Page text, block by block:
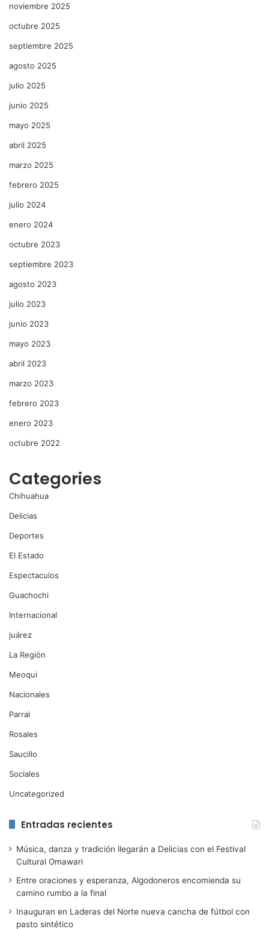
noviembre 2025
octubre 2025
septiembre 2025
agosto 2025
julio 2025
junio 2025
mayo 2025
abril 2025
marzo 2025
febrero 2025
julio 2024
enero 2024
octubre 2023
septiembre 2023
agosto 2023
julio 2023
junio 2023
mayo 2023
abril 2023
marzo 2023
febrero 2023
enero 2023
octubre 2022
Categories
Chihuahua
Delicias
Deportes
El Estado
Espectaculos
Guachochi
Internacional
juárez
La Región
Meoqui
Nacionales
Parral
Rosales
Saucillo
Sociales
Uncategorized
Entradas recientes
Música, danza y tradición llegarán a Delicias con el Festival
Cultural Omawari
Entre oraciones y esperanza, Algodoneros encomienda su
camino rumbo a la final
Inauguran en Laderas del Norte nueva cancha de fútbol con
pasto sintético